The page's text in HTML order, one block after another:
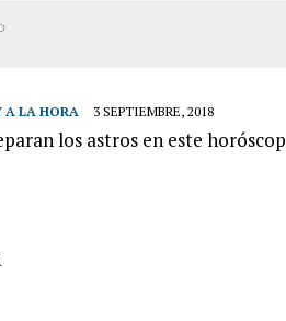
UN HOMBRE INDUJO AL SUICIDIO A UNA
A LA HORA 3 SEPTIEMBRE, 2018
los astros en este